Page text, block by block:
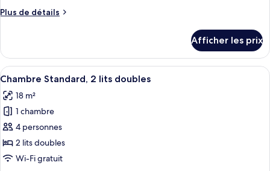
chambre :
Plus de détails
Plus
Chambre
Prestige
Afficher les prix
Afficher
toutes
les
photos
pour
ce
type
Une chambre d’hôtel avec deux lits,
8
Chambre Standard, 2 lits doubles
18 m²
1 chambre
4 personnes
2 lits doubles
Wi-Fi gratuit